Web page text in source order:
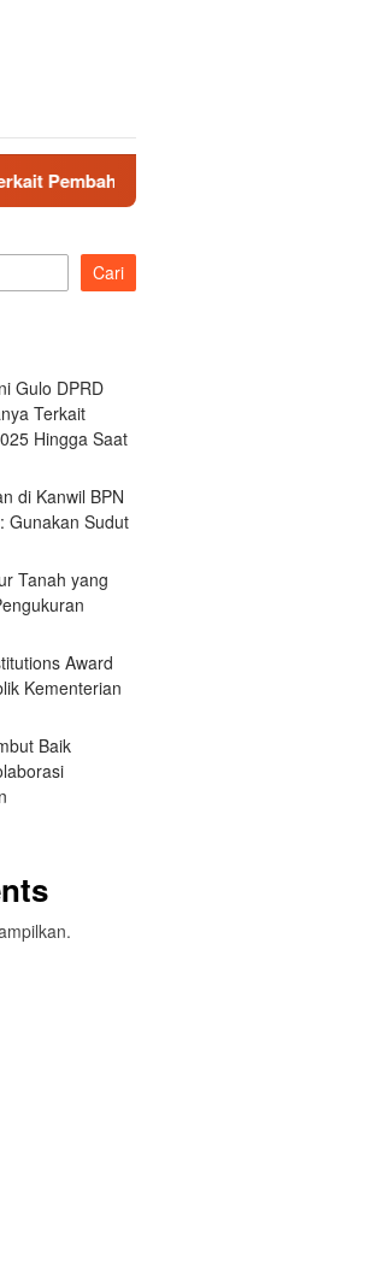
2025 Hingga Saat Ini Belum
Cari
Gulo DPRD
Terkait
Hingga Saat
di Kanwil BPN
Gunakan Sudut
Tanah yang
Award
Kementerian
Baik